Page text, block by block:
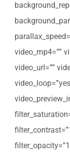
video_mp4=””
video_url=””